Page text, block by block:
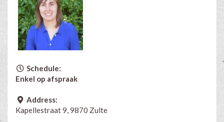
Schedule:
Enkel op afspraak
Address:
Kapellestraat 9, 9870 Zulte